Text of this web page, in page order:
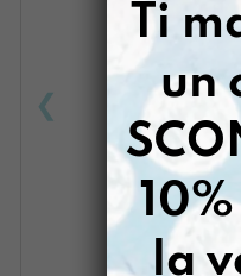
Ti
un
la